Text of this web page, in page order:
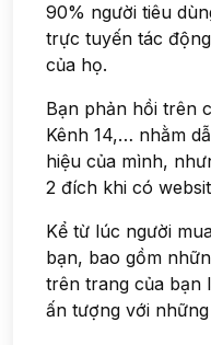
90% người tiêu
trực tuyến tác
của họ.
Bạn phản hồi trên
Kênh 14,… nhằm
hiệu của mình,
2 đích khi có
Kể từ lúc người
bạn, bao gồm
trên trang của bạn
ấn tượng với